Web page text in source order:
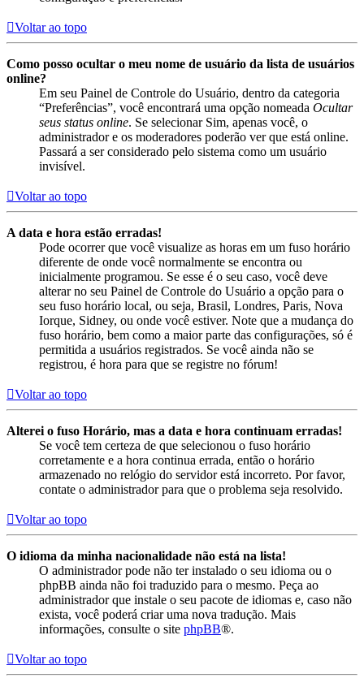
Voltar ao topo
Como posso ocultar o meu nome de usuário da lista de usuários
online?
Em seu Painel de Controle do Usuário, dentro da categoria
“Preferências”, você encontrará uma opção nomeada Ocultar
seus status online. Se selecionar Sim, apenas você, o
administrador e os moderadores poderão ver que está online.
Passará a ser considerado pelo sistema como um usuário
invisível.
Voltar ao topo
A data e hora estão erradas!
Pode ocorrer que você visualize as horas em um fuso horário
diferente de onde você normalmente se encontra ou
inicialmente programou. Se esse é o seu caso, você deve
alterar no seu Painel de Controle do Usuário a opção para o
seu fuso horário local, ou seja, Brasil, Londres, Paris, Nova
Iorque, Sidney, ou onde você estiver. Note que a mudança do
fuso horário, bem como a maior parte das configurações, só é
permitida a usuários registrados. Se você ainda não se
registrou, é hora para que se registre no fórum!
Voltar ao topo
Alterei o fuso Horário, mas a data e hora continuam erradas!
Se você tem certeza de que selecionou o fuso horário
corretamente e a hora continua errada, então o horário
armazenado no relógio do servidor está incorreto. Por favor,
contate o administrador para que o problema seja resolvido.
Voltar ao topo
O idioma da minha nacionalidade não está na lista!
O administrador pode não ter instalado o seu idioma ou o
phpBB ainda não foi traduzido para o mesmo. Peça ao
administrador que instale o seu pacote de idiomas e, caso não
exista, você poderá criar uma nova tradução. Mais
informações, consulte o site phpBB®.
Voltar ao topo